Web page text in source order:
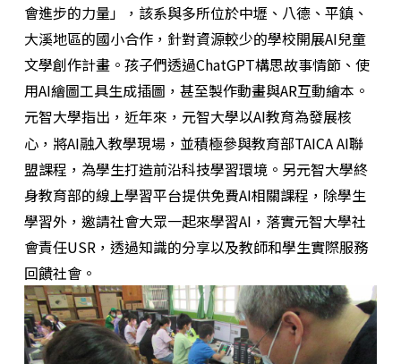
會進步的力量」，該系與多所位於中壢、八德、平鎮、
大溪地區的國小合作，針對資源較少的學校開展AI兒童
文學創作計畫。孩子們透過ChatGPT構思故事情節、使
用AI繪圖工具生成插圖，甚至製作動畫與AR互動繪本。
元智大學指出，近年來，元智大學以AI教育為發展核
心，將AI融入教學現場，並積極參與教育部TAICA AI聯
盟課程，為學生打造前沿科技學習環境。另元智大學終
身教育部的線上學習平台提供免費AI相關課程，除學生
學習外，邀請社會大眾一起來學習AI，落實元智大學社
會責任USR，透過知識的分享以及教師和學生實際服務
回饋社會。